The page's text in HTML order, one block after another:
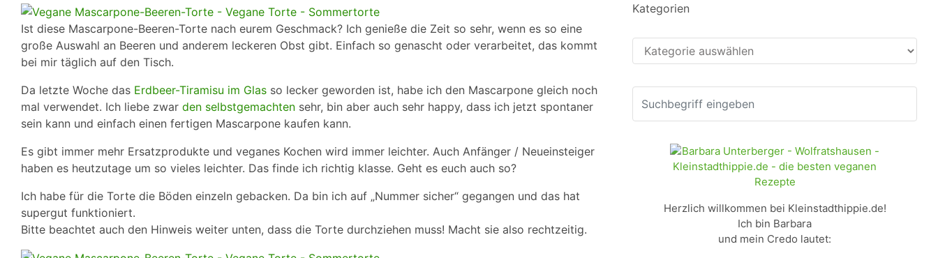
Ist diese Mascarpone-Beeren-Torte nach eurem Geschmack? Ich genieße die Zeit so sehr, wenn es so eine
große Auswahl an Beeren und anderem leckeren Obst gibt. Einfach so genascht oder verarbeitet, das kommt
bei mir täglich auf den Tisch.
Da letzte Woche das Erdbeer-Tiramisu im Glas so lecker geworden ist, habe ich den Mascarpone gleich noch
mal verwendet. Ich liebe zwar den selbstgemachten sehr, bin aber auch sehr happy, dass ich jetzt spontaner
sein kann und einfach einen fertigen Mascarpone kaufen kann.
Es gibt immer mehr Ersatzprodukte und veganes Kochen wird immer leichter. Auch Anfänger / Neueinsteiger
haben es heutzutage um so vieles leichter. Das finde ich richtig klasse. Geht es euch auch so?
Ich habe für die Torte die Böden einzeln gebacken. Da bin ich auf „Nummer sicher“ gegangen und das hat
supergut funktioniert.
Bitte beachtet auch den Hinweis weiter unten, dass die Torte durchziehen muss! Macht sie also rechtzeitig.
Kategorien
Kategorien
Herzlich willkommen bei Kleinstadthippie.de!
Ich bin Barbara
und mein Credo lautet: